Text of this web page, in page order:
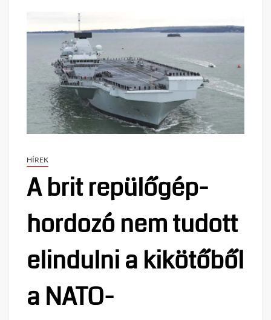
HÍREK
A brit repülőgép-
hordozó nem tudott
elindulni a kikötőből
a NATO-